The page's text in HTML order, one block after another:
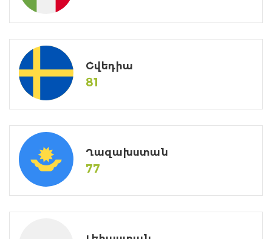
Շվեդիա
81
Ղազախստան
77